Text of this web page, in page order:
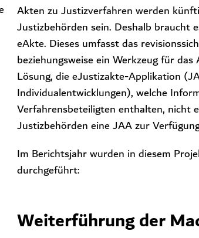
Akten zu Justizverfahren werden
Justizbehörden sein. Deshalb
eAkte. Dieses umfasst das
beziehungsweise ein Werkzeug für
Lösung, die eJustizakte-Applikation
Individualentwicklungen), welche
Verfahrensbeteiligten enthalten, nicht
Justizbehörden eine JAA zur
Im Berichtsjahr wurden in diesem
durchgeführt:
Weiterführung der